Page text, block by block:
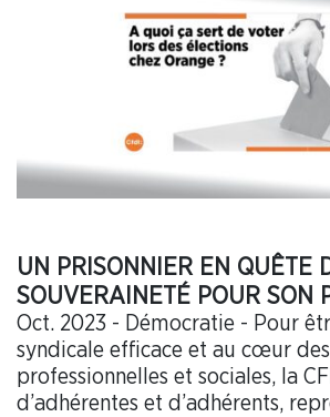
UN PRISONNIER EN QUÊTE
SOUVERAINETÉ POUR SON
Oct. 2023 - Démocratie - Pour
syndicale efficace et au cœur
professionnelles et sociales, la
d’adhérentes et d’adhérents,